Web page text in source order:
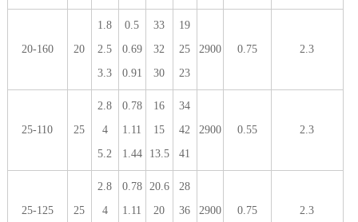
20-160 20
1.8
2.5
3.3
0.5
0.69
0.91
33
32
30
19
25
23
2900 0.75 2.3
25-110 25
2.8
4
5.2
0.78
1.11
1.44
16
15
13.5
34
42
41
2900 0.55 2.3
25-125 25
2.8
4
0.78
1.11
20.6
20
28
36
2900 0.75 2.3